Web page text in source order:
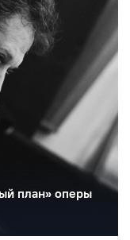
план» оперы